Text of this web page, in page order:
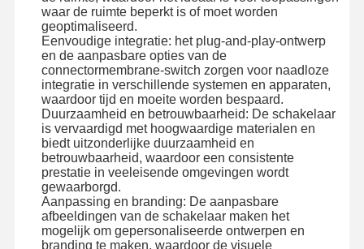
waar de ruimte beperkt is of moet worden
geoptimaliseerd.
Eenvoudige integratie: het plug-and-play-ontwerp
en de aanpasbare opties van de
connectormembrane-switch zorgen voor naadloze
integratie in verschillende systemen en apparaten,
waardoor tijd en moeite worden bespaard.
Duurzaamheid en betrouwbaarheid: De schakelaar
is vervaardigd met hoogwaardige materialen en
biedt uitzonderlijke duurzaamheid en
betrouwbaarheid, waardoor een consistente
prestatie in veeleisende omgevingen wordt
gewaarborgd.
Aanpassing en branding: De aanpasbare
afbeeldingen van de schakelaar maken het
mogelijk om gepersonaliseerde ontwerpen en
branding te maken, waardoor de visuele